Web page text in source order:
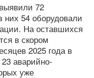
72
них 54 оборудовали
На оставшихся
в скором
2025 года в
аварийно-
уже